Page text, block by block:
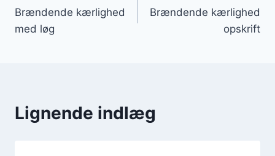
Brændende kærlighed
med løg
Brændende kærlighed
opskrift
Lignende indlæg